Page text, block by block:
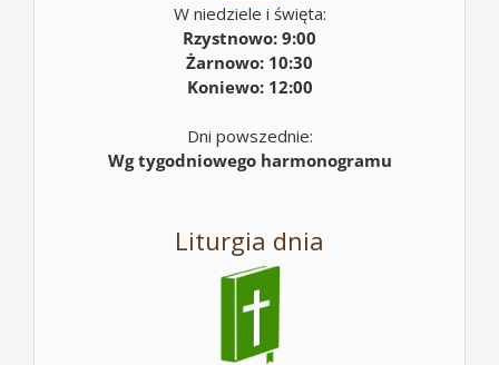
W niedziele i święta:
Rzystnowo: 9:00
Żarnowo: 10:30
Koniewo: 12:00
Dni powszednie:
Wg tygodniowego harmonogramu
Liturgia dnia